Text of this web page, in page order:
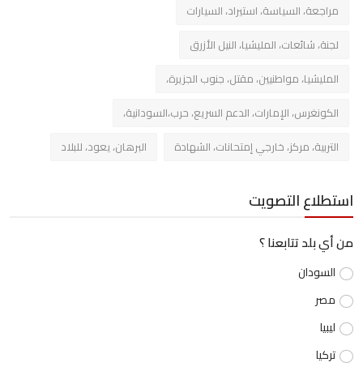
مراجعة، السياسة، استيراد، السيارات
لجنة، شائعات، المليشيا، النيل الأزرق
المليشيا، مواطنيين، مقتل، جنوب الجزيرة،
الكونغرس، الإمارات، الدعم السريع، حرب،السودانية،
التربية، مركز، خارجي إمتحانات، الشهادة
البرهان، يعود، للبلاد
استطلاع التصويت
من أي بلد تتابعنا ؟
السودان
مصر
ليبيا
تركيا